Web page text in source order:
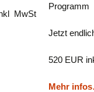
MwSt
Programm
Jetzt
520 EUR
Mehr